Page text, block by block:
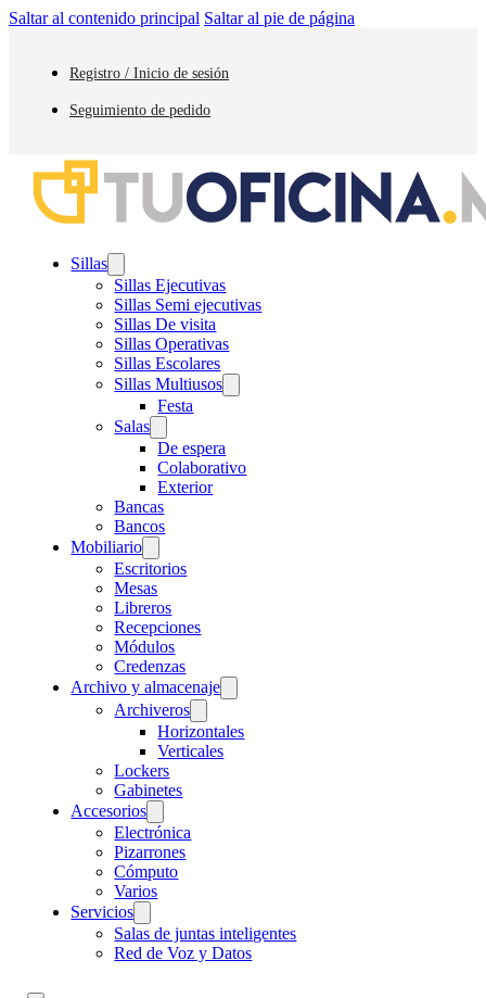
Saltar al contenido principal Saltar al pie de página
Registro / Inicio de sesión
Seguimiento de pedido
Sillas
Sillas Ejecutivas
Sillas Semi ejecutivas
Sillas De visita
Sillas Operativas
Sillas Escolares
Sillas Multiusos
Festa
Salas
De espera
Colaborativo
Exterior
Bancas
Bancos
Mobiliario
Escritorios
Mesas
Libreros
Recepciones
Módulos
Credenzas
Archivo y almacenaje
Archiveros
Horizontales
Verticales
Lockers
Gabinetes
Accesorios
Electrónica
Pizarrones
Cómputo
Varios
Servicios
Salas de juntas inteligentes
Red de Voz y Datos